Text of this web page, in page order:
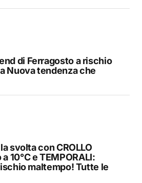
di Ferragosto a rischio
Nuova tendenza che
svolta con CROLLO
10°C e TEMPORALI:
maltempo! Tutte le